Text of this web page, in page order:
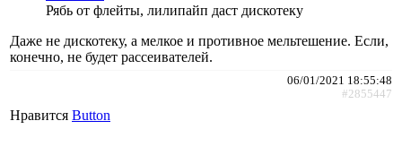
Рябь от флейты, лилипайп даст дискотеку
Даже не дискотеку, а мелкое и противное мельтешение. Если,
конечно, не будет рассеивателей.
06/01/2021 18:55:48
#2855447
Нравится Button